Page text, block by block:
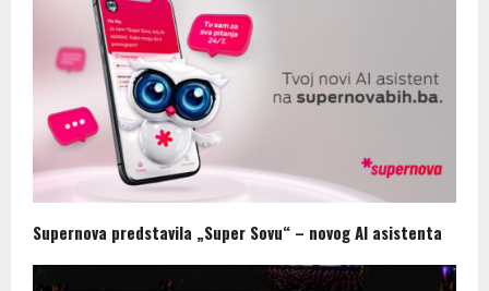
Supernova predstavila „Super Sovu“ – novog AI asistenta